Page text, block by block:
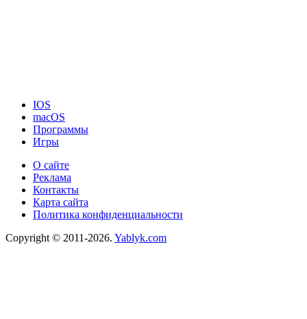
IOS
macOS
Программы
Игры
О сайте
Реклама
Контакты
Карта сайта
Политика конфиденциальности
Copyright © 2011-2026. Yablyk.сom